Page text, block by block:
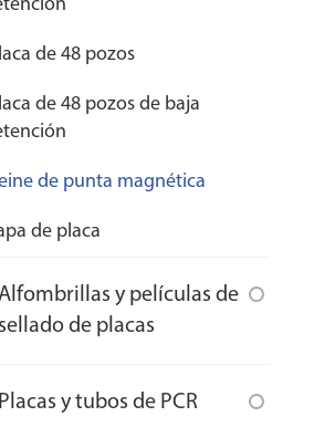
de 48 pozos
de 48 pozos de baja
de punta magnética
de placa
y películas de
sellado de placas
Placas y tubos de PCR